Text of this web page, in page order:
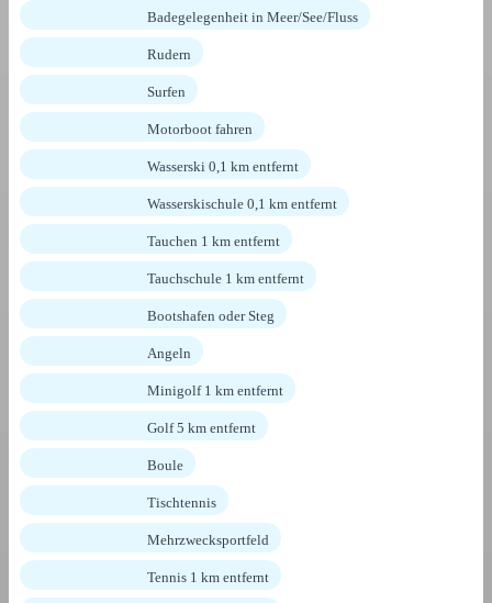
Badegelegenheit in Meer/See/Fluss
Rudern
Surfen
Motorboot fahren
Wasserski 0,1 km entfernt
Wasserskischule 0,1 km entfernt
Tauchen 1 km entfernt
Tauchschule 1 km entfernt
Bootshafen oder Steg
Angeln
Minigolf 1 km entfernt
Golf 5 km entfernt
Boule
Tischtennis
Mehrzwecksportfeld
Tennis 1 km entfernt